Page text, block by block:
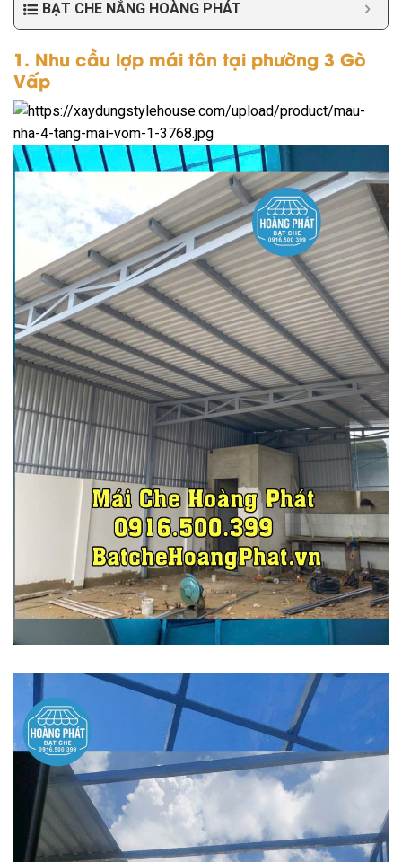
BẠT CHE NẮNG HOÀNG PHÁT
1. Nhu cầu lợp mái tôn tại phường 3 Gò
Vấp